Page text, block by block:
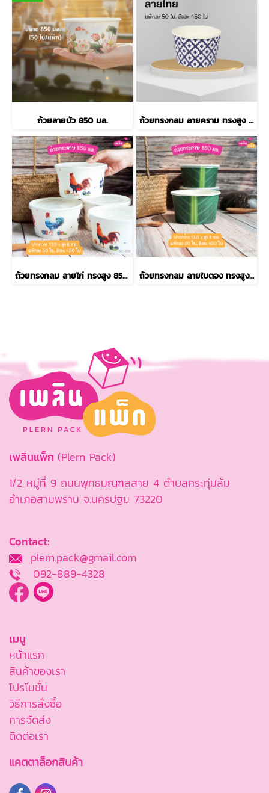
ถ้วยลายบัว 850 มล. ถ้วยทรงกลม ลายคราม ทรงสูง 850 ml.
ถ้วยทรงกลม ลายไก่ ทรงสูง 850 ml. ถ้วยทรงกลม ลายใบตอง ทรงสูง 850 ml.
เพลินแพ็ก (Plern Pack)
1/2 หมู่ที่ 9 ถนนพุทธมณฑลสาย 4 ตำบลกระทุ่มล้ม
อำเภอสามพราน จ.นครปฐม 73220
Contact:
plern.pack@gmail.com
092-889-4328
เมนู
หน้าแรก
สินค้าของเรา
โปรโมชั่น
วิธีการสั่งซื้อ
การจัดส่ง
ติดต่อเรา
แคตตาล็อกสินค้า